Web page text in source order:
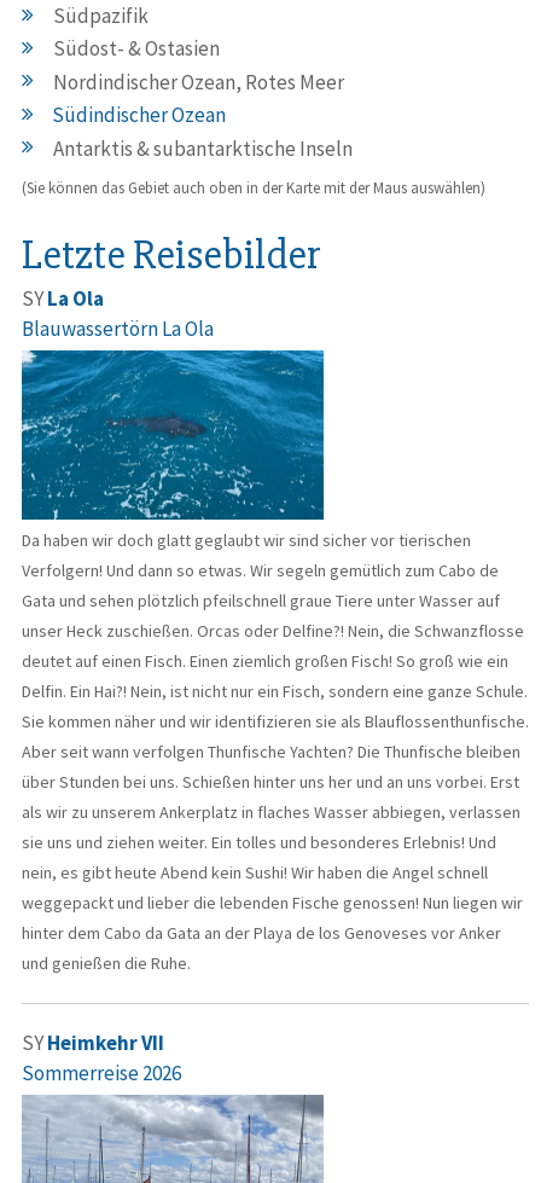
Südpazifik
Südost- & Ostasien
Nordindischer Ozean, Rotes Meer
Südindischer Ozean
Antarktis & subantarktische Inseln
(Sie können das Gebiet auch oben in der Karte mit der Maus auswählen)
Letzte Reisebilder
SYLa Ola
Blauwassertörn La Ola
Da haben wir doch glatt geglaubt wir sind sicher vor tierischen
Verfolgern! Und dann so etwas. Wir segeln gemütlich zum Cabo de
Gata und sehen plötzlich pfeilschnell graue Tiere unter Wasser auf
unser Heck zuschießen. Orcas oder Delfine?! Nein, die Schwanzflosse
deutet auf einen Fisch. Einen ziemlich großen Fisch! So groß wie ein
Delfin. Ein Hai?! Nein, ist nicht nur ein Fisch, sondern eine ganze Schule.
Sie kommen näher und wir identifizieren sie als Blauflossenthunfische.
Aber seit wann verfolgen Thunfische Yachten? Die Thunfische bleiben
über Stunden bei uns. Schießen hinter uns her und an uns vorbei. Erst
als wir zu unserem Ankerplatz in flaches Wasser abbiegen, verlassen
sie uns und ziehen weiter. Ein tolles und besonderes Erlebnis! Und
nein, es gibt heute Abend kein Sushi! Wir haben die Angel schnell
weggepackt und lieber die lebenden Fische genossen! Nun liegen wir
hinter dem Cabo da Gata an der Playa de los Genoveses vor Anker
und genießen die Ruhe.
SYHeimkehr VII
Sommerreise 2026